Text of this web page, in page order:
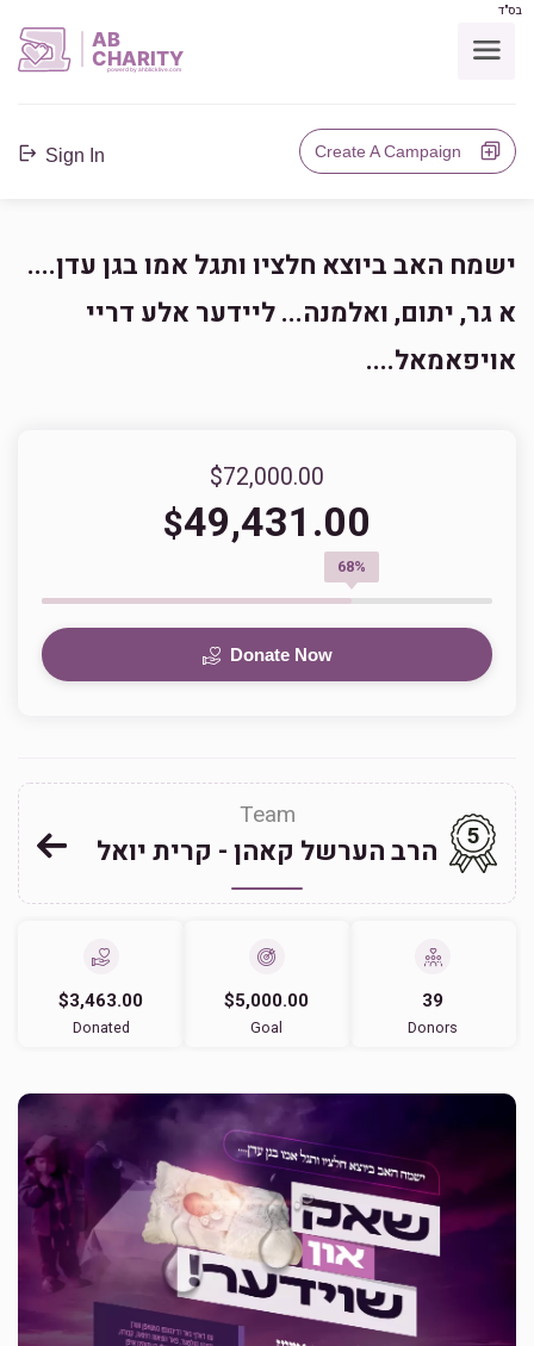
בס"ד
AB
CHARITY
powerd by ahblicklive.com
Sign In Create A Campaign
ישמח האב ביוצא חלציו ותגל אמו בגן עדן....
א גר, יתום, ואלמנה... ליידער אלע דריי
אויפאמאל....
$72,000.00
$49,431.00
68%
Donate Now
Team
הרב הערשל קאהן - קרית יואל 5
$3,463.00
Donated
$5,000.00
Goal
39
Donors